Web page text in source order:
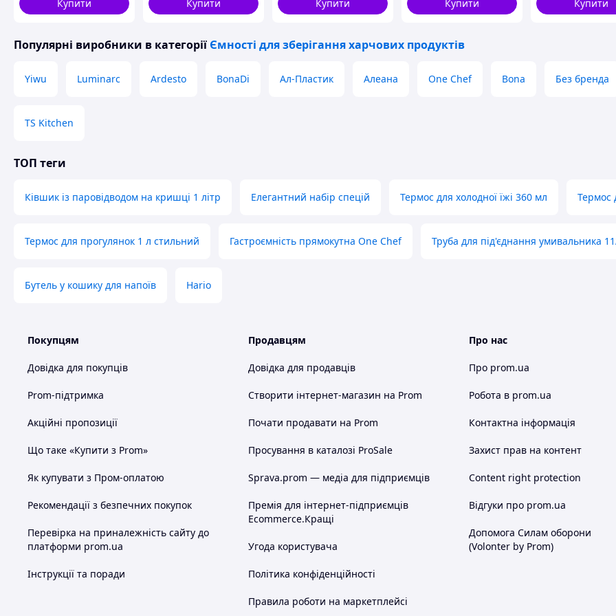
Купити
Купити
Купити
Купити
Купити
Популярні виробники в категорії Ємності для зберігання харчових продуктів
Yiwu Luminarc Ardesto BonaDi Ал-Пластик Алеана One Chef Bona Без бренда
TS Kitchen
ТОП теги
Ківшик із паровідводом на кришці 1 літр Елегантний набір спецій Термос для холодної їжі 360 мл Термос
Термос для прогулянок 1 л стильний Гастроємність прямокутна One Chef Труба для під'єднання умивальника
Бутель у кошику для напоїв Hario
Покупцям
Довідка для покупців
Prom-підтримка
Акційні пропозиції
Що таке «Купити з Prom»
Як купувати з Пром-оплатою
Рекомендації з безпечних покупок
Перевірка на приналежність сайту до
платформи prom.ua
Інструкції та поради
Продавцям
Довідка для продавців
Створити інтернет-магазин на Prom
Почати продавати на Prom
Просування в каталозі ProSale
Sprava.prom — медіа для підприємців
Премія для інтернет-підприємців
Ecommerce.Кращі
Угода користувача
Політика конфіденційності
Правила роботи на маркетплейсі
Про нас
Про prom.ua
Робота в prom.ua
Контактна інформація
Захист прав на контент
Content right protection
Відгуки про prom.ua
Допомога Силам оборони
(Volonter by Prom)